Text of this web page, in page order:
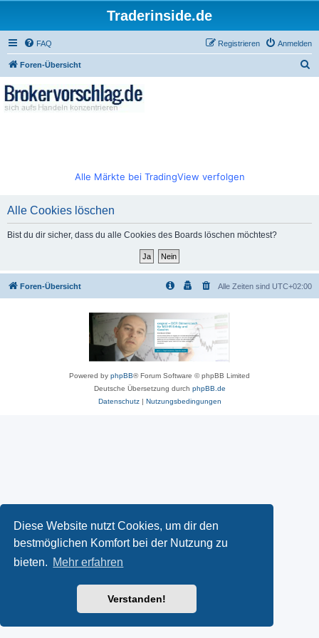
Diese Website nutzt Cookies, um dir den
bestmöglichen Komfort bei der Nutzung zu
bieten. Mehr erfahren
Verstanden!
Traderinside.de
FAQ Anmelden
Registrieren
Foren-Übersicht
Alle Märkte bei TradingView verfolgen
Alle Cookies löschen
Bist du dir sicher, dass du alle Cookies des Boards löschen möchtest?
Foren-Übersicht Alle Zeiten sind UTC+02:00
Powered by phpBB® Forum Software © phpBB Limited
Deutsche Übersetzung durch phpBB.de
Datenschutz| Nutzungsbedingungen